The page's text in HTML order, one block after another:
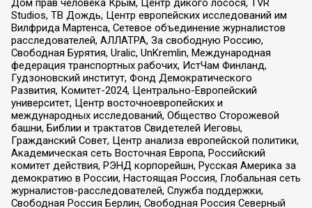
Дом прав человека Крым, Центр дикого лосося, TVR
Studios, ТВ Дождь, Центр европейских исследований им
Вилфрида Мартенса, Сетевое объединение журналистов
расследователей, АЛЛАТРА, За свободную Россию,
Свободная Бурятия, Uralic, UnKremlin, Международная
федерация транспортных рабочих, ИстЧам Финланд,
Гудзоновский институт, Фонд Демократического
Развития, Комитет-2024, Центрально-Европейский
университет, Центр восточноевропейских и
международных исследований, Общество Сторожевой
башни, Библии и трактатов Свидетелей Иеговы,
Гражданский Совет, Центр анализа европейской политики,
Академическая сеть Восточная Европа, Российский
комитет действия, РЭНД корпорейшн, Русская Америка за
демократию в России, Настоящая Россия, Глобальная сеть
журналистов-расследователей, Служба поддержки,
Свободная Россия Берлин, Свободная Россия Северный